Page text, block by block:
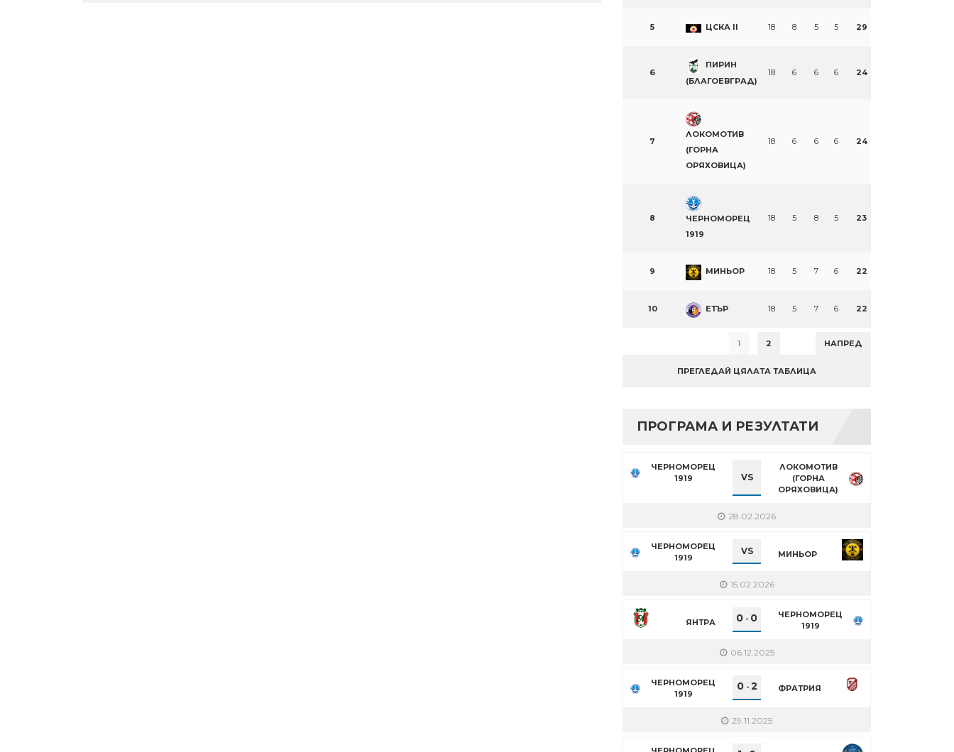
5 ЦСКА II 18 8 5 5 29
6
ПИРИН
(БЛАГОЕВГРАД)
18 6 6 6 24
7
ЛОКОМОТИВ
(ГОРНА
ОРЯХОВИЦА)
18 6 6 6 24
8
ЧЕРНОМОРЕЦ
1919
18 5 8 5 23
9 МИНЬОР 18 5 7 6 22
10 ЕТЪР 18 5 7 6 22
1 2 НАПРЕД
ПРЕГЛЕДАЙ ЦЯЛАТА ТАБЛИЦА
ПРОГРАМА И РЕЗУЛТАТИ
ЧЕРНОМОРЕЦ
1919
VS
ЛОКОМОТИВ
(ГОРНА
ОРЯХОВИЦА)
28.02.2026
ЧЕРНОМОРЕЦ
1919
VS МИНЬОР
15.02.2026
ЯНТРА 0 - 0
ЧЕРНОМОРЕЦ
1919
06.12.2025
ЧЕРНОМОРЕЦ
1919
0- 2 ФРАТРИЯ
29.11.2025